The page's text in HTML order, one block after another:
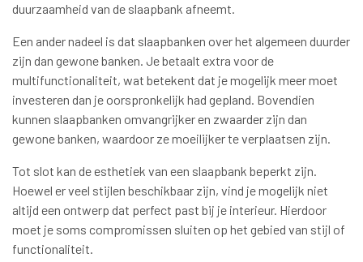
duurzaamheid van de slaapbank afneemt.
Een ander nadeel is dat slaapbanken over het algemeen duurder
zijn dan gewone banken. Je betaalt extra voor de
multifunctionaliteit, wat betekent dat je mogelijk meer moet
investeren dan je oorspronkelijk had gepland. Bovendien
kunnen slaapbanken omvangrijker en zwaarder zijn dan
gewone banken, waardoor ze moeilijker te verplaatsen zijn.
Tot slot kan de esthetiek van een slaapbank beperkt zijn.
Hoewel er veel stijlen beschikbaar zijn, vind je mogelijk niet
altijd een ontwerp dat perfect past bij je interieur. Hierdoor
moet je soms compromissen sluiten op het gebied van stijl of
functionaliteit.